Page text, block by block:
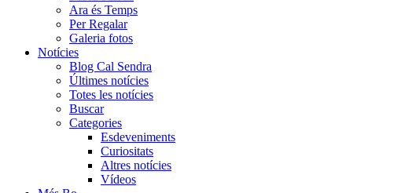
Ara és Temps
Per Regalar
Galeria fotos
Notícies
Blog Cal Sendra
Últimes notícies
Totes les notícies
Buscar
Categories
Esdeveniments
Curiositats
Altres notícies
Vídeos